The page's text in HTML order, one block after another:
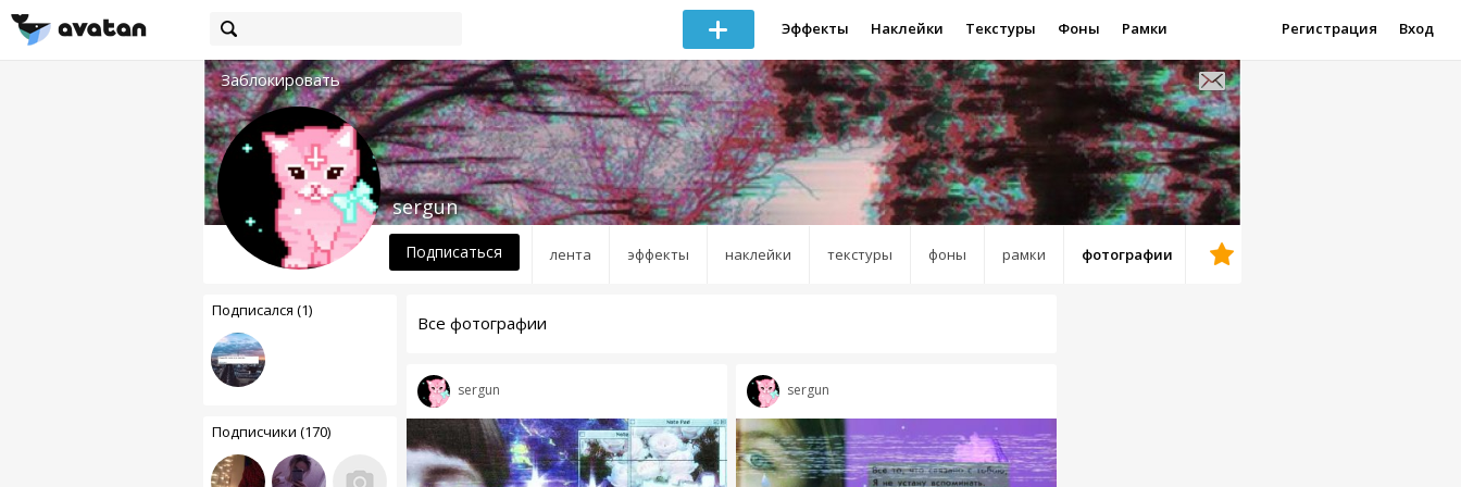
Эффекты Наклейки Текстуры Фоны Рамки Регистрация Вход
Заблокировать
лента эффекты наклейки текстуры фоны рамки фотографии
sergun
Подписаться
Подписался (1)
Подписчики (170)
Все фотографии
sergun sergun